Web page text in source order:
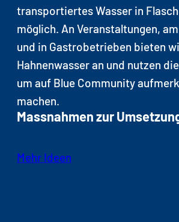
transportiertes Wasser in
möglich. An Veranstaltungen,
und in Gastrobetrieben bieten
Hahnenwasser an und nutzen
um auf Blue Community
machen.
Massnahmen zur
mit Blue Community-Logo
Mehr Ideen